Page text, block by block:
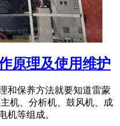
原理及使用维护
和保养方法就要知道雷蒙
机、分析机、鼓风机、成
机等组成。